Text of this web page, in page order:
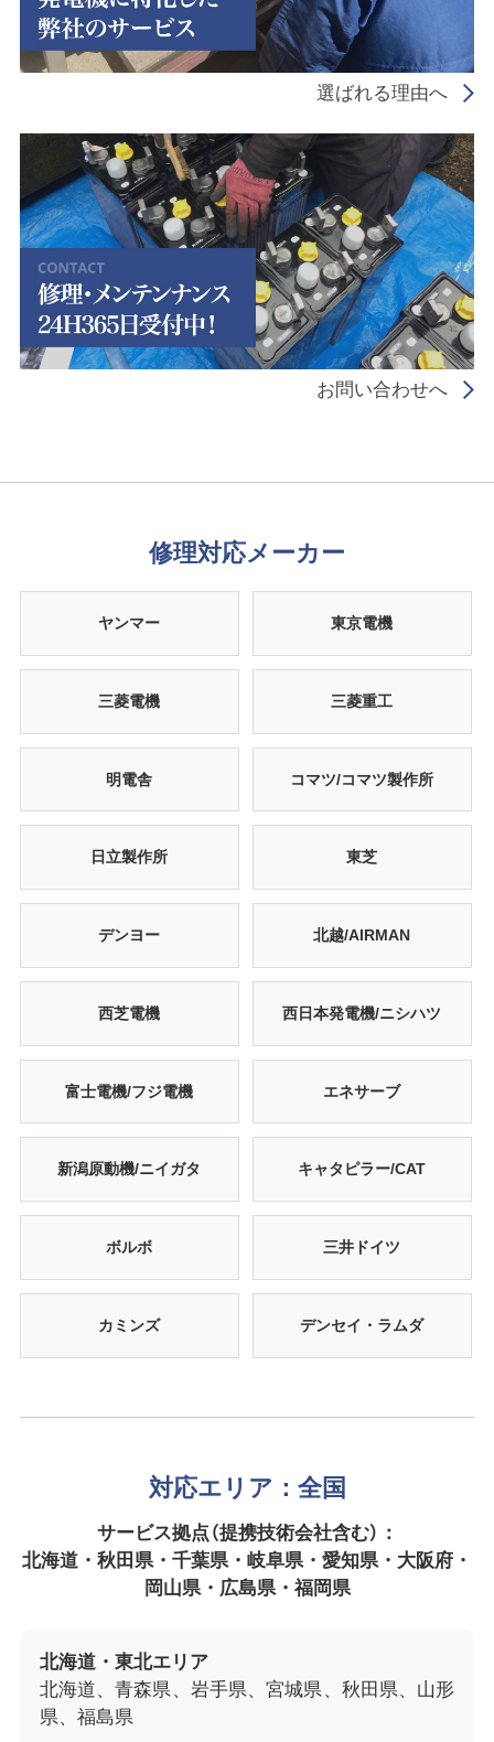
選ばれる理由へ
お問い合わせへ
修理対応メーカー
ヤンマー 東京電機
三菱電機 三菱重工
明電舎 コマツ/コマツ製作所
日立製作所 東芝
デンヨー 北越/AIRMAN
西芝電機 西日本発電機/ニシハツ
富士電機/フジ電機 エネサーブ
新潟原動機/ニイガタ キャタピラー/CAT
ボルボ 三井ドイツ
カミンズ デンセイ・ラムダ
対応エリア：全国
サービス拠点（提携技術会社含む）：
北海道・秋田県・千葉県・岐阜県・愛知県・大阪府・
岡山県・広島県・福岡県
北海道・東北エリア
北海道、青森県、岩手県、宮城県、秋田県、山形
県、福島県